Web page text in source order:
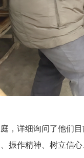
，详细询问了他们
振作精神、树立信